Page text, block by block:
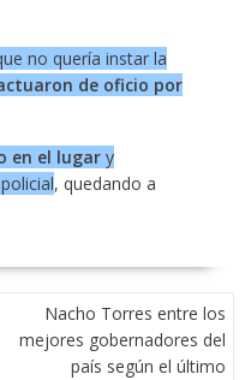
no quería instar la
de oficio por
en el lugary
, quedando a
Nacho Torres entre los
mejores gobernadores del
país según el último